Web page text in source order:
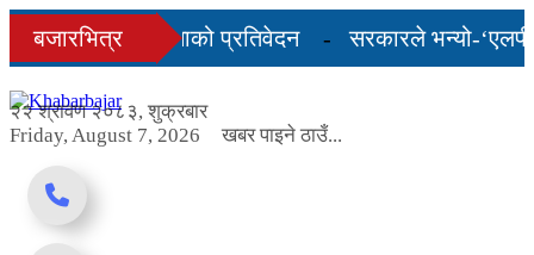
Skip
content
बजारभित्र
तीन महिनाको प्रतिवेदन
सरकारले भन्यो-‘एलपी
२२ श्रावण २०८३, शुक्रबार
Friday, August 7, 2026
खबर पाइने ठाउँ...